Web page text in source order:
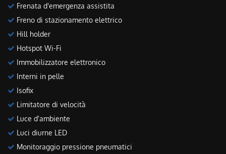
Frenata d'emergenza assistita
Freno di stazionamento elettrico
Hill holder
Hotspot Wi-Fi
Immobilizzatore elettronico
Interni in pelle
Isofix
Limitatore di velocità
Luce d'ambiente
Luci diurne LED
Monitoraggio pressione pneumatici